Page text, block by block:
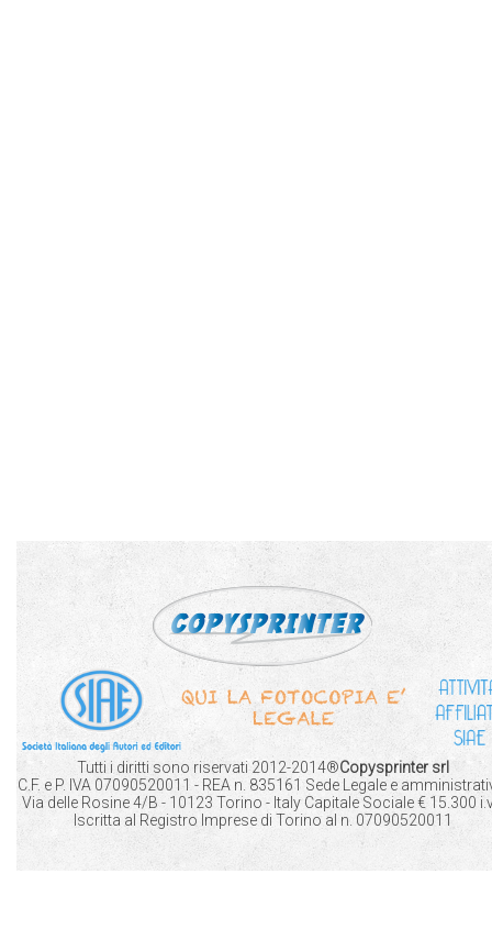
Tutti i diritti sono riservati 2012-2014®Copysprinter srl
C.F. e P. IVA 07090520011 - REA n. 835161 Sede Legale e
Via delle Rosine 4/B - 10123 Torino - Italy Capitale Sociale € 15.300
Iscritta al Registro Imprese di Torino al n. 07090520011